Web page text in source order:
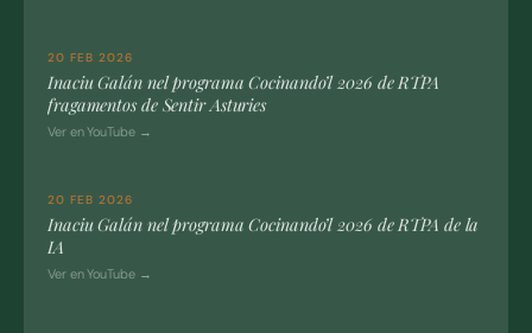
20 FEB 2026
Inaciu Galán nel programa Cocinando’l 2026 de RTPA
fragamentos de Sentir Asturies
Ver en YouTube →
20 FEB 2026
Inaciu Galán nel programa Cocinando’l 2026 de RTPA de la
IA
Ver en YouTube →